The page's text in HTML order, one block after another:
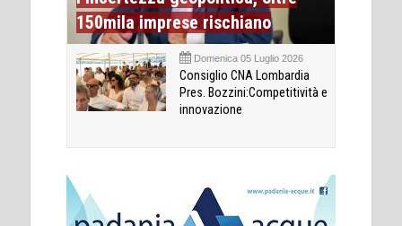
150mila imprese rischiano
Domenica 05 Luglio 2026
Consiglio CNA Lombardia
Pres. Bozzini:Competitività e
innovazione